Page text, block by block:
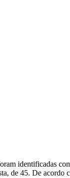
identificadas
de 45. De acordo